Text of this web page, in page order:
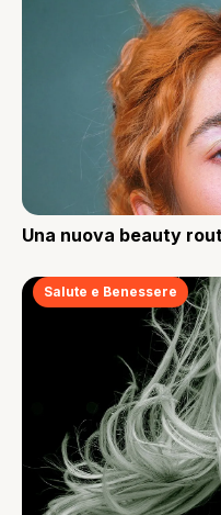
Una nuova beauty
Salute e Benessere